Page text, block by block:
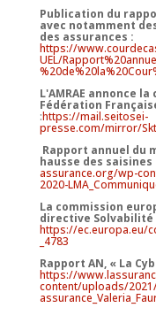
Publication du
avec notamment
des assurances :
https://
UEL/
L'AMRAE annonce
Fédération
:https://mail.seitosei-
presse.com/mirror/
Rapport annuel du
hausse des saisines
assurance.org/wp-
2020-
La commission
directive Solvabilité
https://ec.europa.eu/
_4783
Rapport AN, « La
https://
content/uploads/